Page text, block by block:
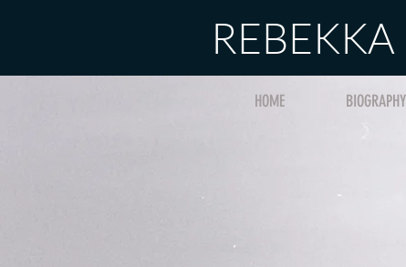
HOME BIOGRAPHY